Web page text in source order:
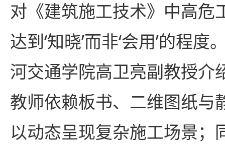
对《建筑施工技术》中高危
达到‘知晓’而非‘会用’的程
河交通学院高卫亮副教授介
教师依赖板书、二维图纸与
以动态呈现复杂施工场景；